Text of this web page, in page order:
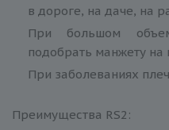
в дороге, на даче, на
При большом
подобрать манжету на
При заболеваниях
Преимущества RS2: